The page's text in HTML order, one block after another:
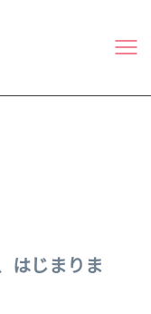
はじまりま